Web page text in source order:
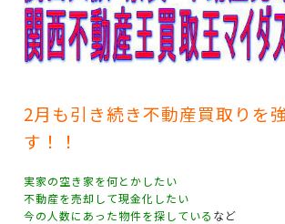
2月も引き続き不動産買取りを
す！！
実家の空き家を何とかしたい
不動産を売却して現金化したい
今の人数にあった物件を探している など